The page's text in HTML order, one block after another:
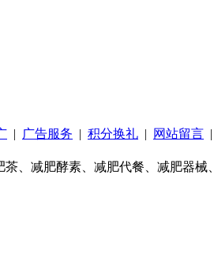
| 广告服务 | 积分换礼 | 网站留言 |
、减肥酵素、减肥代餐、减肥器